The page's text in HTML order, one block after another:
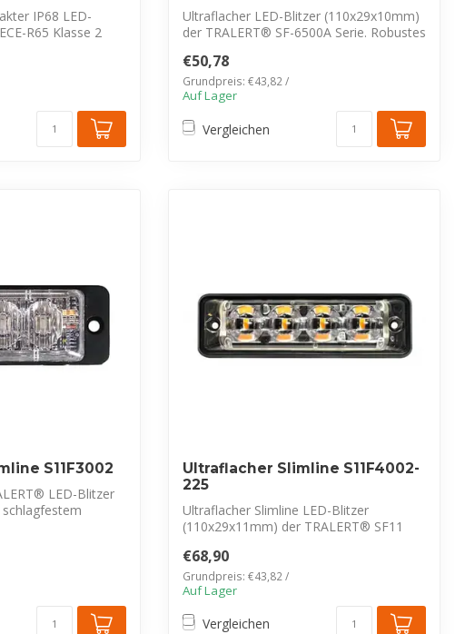
IP68 LED-
R65 Klasse 2
Ultraflacher LED-Blitzer (110x29x10mm)
der TRALERT® SF-6500A Serie. Robustes
€50,78
Grundpreis: €43,82 /
Auf Lager
Vergleichen
S11F3002
LED-Blitzer
Ultraflacher Slimline S11F4002-
225
Ultraflacher Slimline LED-Blitzer
(110x29x11mm) der TRALERT® SF11
€68,90
Grundpreis: €43,82 /
Auf Lager
Vergleichen